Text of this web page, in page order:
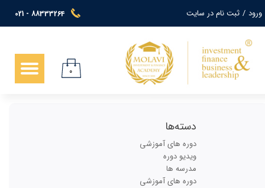
021 - 88333264 ورود / ثبت نام در سایت
حساب کاربری من
تغییر گذر واژه
سفارشات
۰
دسته‌ها
دوره های آموزشی
ویدیو دوره
مدرسه ها
دوره های آموزشی